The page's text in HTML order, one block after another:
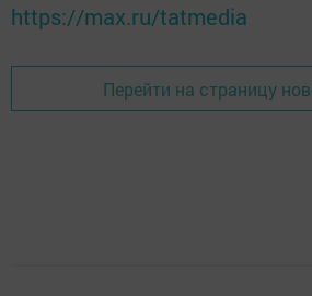
https://max.ru/tatmedia
Перейти на страницу